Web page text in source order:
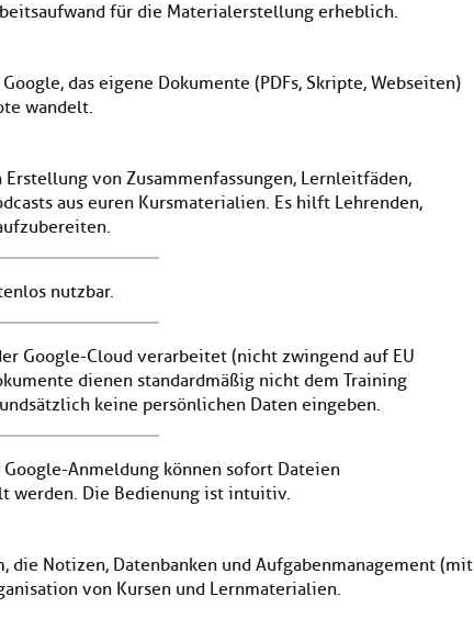
für die Materialerstellung erheblich.
das eigene Dokumente (PDFs, Skripte, Webseiten)
wandelt.
Erstellung von Zusammenfassungen, Lernleitfäden,
aus euren Kursmaterialien. Es hilft Lehrenden,
nutzbar.
Google-Cloud verarbeitet (nicht zwingend auf EU
dienen standardmäßig nicht dem Training
keine persönlichen Daten eingeben.
Google-Anmeldung können sofort Dateien
werden. Die Bedienung ist intuitiv.
Notizen, Datenbanken und Aufgabenmanagement (mit
von Kursen und Lernmaterialien.